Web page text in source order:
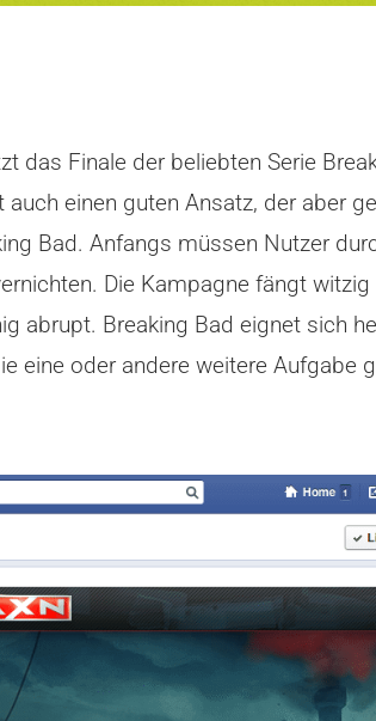
das Finale der beliebten Serie
einen guten Ansatz, der aber
Bad. Anfangs müssen Nutzer
Die Kampagne fängt
abrupt. Breaking Bad eignet sich
eine oder andere weitere